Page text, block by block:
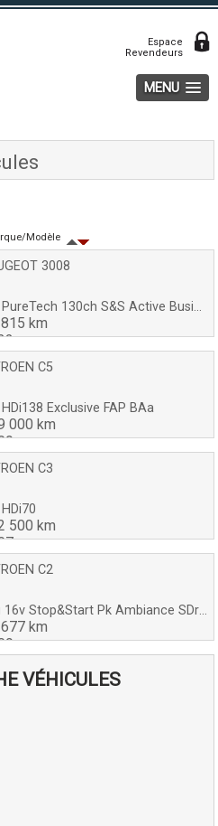
MENU
Espace
Revendeurs
Modèle
3008
1.2 PureTech 130ch S&S Active Business EAT8
km
C5
Exclusive FAP BAa
000 km
C3
500 km
C2
1.4i 16v Stop&Start Pk Ambiance SDrive
km
VÉHICULES